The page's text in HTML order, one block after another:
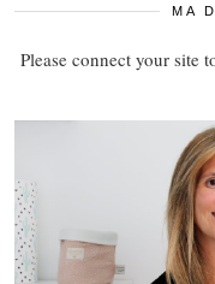
MA
Please connect your site